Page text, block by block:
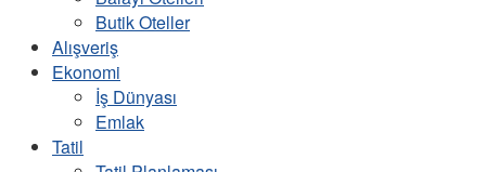
Butik Oteller
Alışveriş
Ekonomi
İş Dünyası
Emlak
Tatil